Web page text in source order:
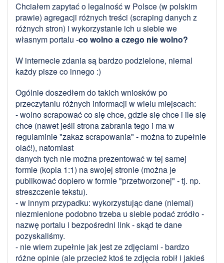
Chciałem zapytać o legalność w Polsce (w polskim
prawie) agregacji różnych treści (scraping danych z
różnych stron) i wykorzystanie ich u siebie we
własnym portalu -co wolno a czego nie wolno?
W internecie zdania są bardzo podzielone, niemal
każdy pisze co innego :)
Ogólnie doszedłem do takich wniosków po
przeczytaniu różnych informacji w wielu miejscach:
- wolno scrapować co się chce, gdzie się chce i ile się
chce (nawet jeśli strona zabrania tego i ma w
regulaminie "zakaz scrapowania" - można to zupełnie
olać!), natomiast
danych tych nie można prezentować w tej samej
formie (kopia 1:1) na swojej stronie (można je
publikować dopiero w formie "przetworzonej" - tj. np.
streszczenie tekstu).
- w innym przypadku: wykorzystując dane (niemal)
niezmienione podobno trzeba u siebie podać zródło -
nazwę portalu i bezpośredni link - skąd te dane
pozyskaliśmy.
- nie wiem zupełnie jak jest ze zdjęciami - bardzo
różne opinie (ale przecież ktoś te zdjęcia robił i jakieś